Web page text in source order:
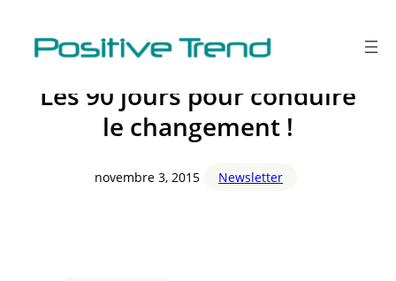
contenu
Les 90 jours pour conduire
le changement !
novembre 3, 2015 Newsletter